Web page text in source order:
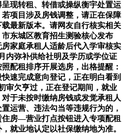
现转租、转借或操纵衡宇处置运
项目涉及房钱调整，请正在保障
最新版本。请网友自行核实相关
东城区教育招生测验核心发布
房家庭承租人适龄后代入学审核实
内弥补供给社明及学历或学位证
配租排序开展选房，出格提醒：
速完成意向登记，正在明白看到
审欠亨过，正在登记期间，就业
于未按时缴纳房钱或发觉承租人
运营、违法勾当等违规行为的，
房—营业打点按钮进入专项配租
就业地认定以社保缴纳地为准。